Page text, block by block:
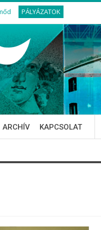
PÁLYÁZATOK
ARCHÍV KAPCSOLAT